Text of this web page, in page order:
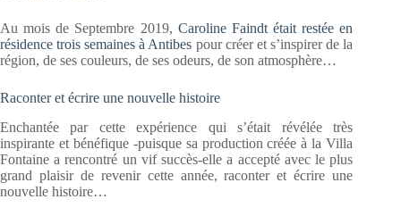
Au mois de Septembre 2019, Caroline Faindt était restée en
résidence trois semaines à Antibes pour créer et s’inspirer de la
région, de ses couleurs, de ses odeurs, de son atmosphère…
Raconter et écrire une nouvelle histoire
Enchantée par cette expérience qui s’était révélée très
inspirante et bénéfique -puisque sa production créée à la Villa
Fontaine a rencontré un vif succès-elle a accepté avec le plus
grand plaisir de revenir cette année, raconter et écrire une
nouvelle histoire…